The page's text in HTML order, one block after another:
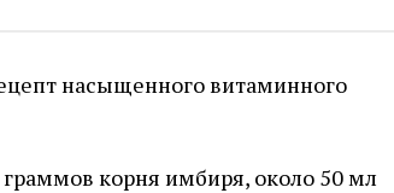
насыщенного витаминного
корня имбиря, около 50 мл